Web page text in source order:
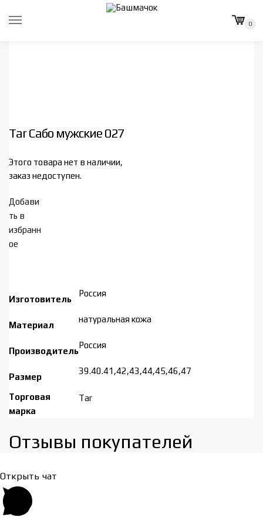
0
Tar Сабо мужские 027
Этого товара нет в наличии,
заказ недоступен.
Добави
ть в
избранн
ое
Изготовитель
Россия
Материал
натуральная кожа
Производитель
Россия
Размер
39.40.41,42,43,44,45,46,47
Торговая
марка
Tar
Отзывы покупателей​
Открыть чат